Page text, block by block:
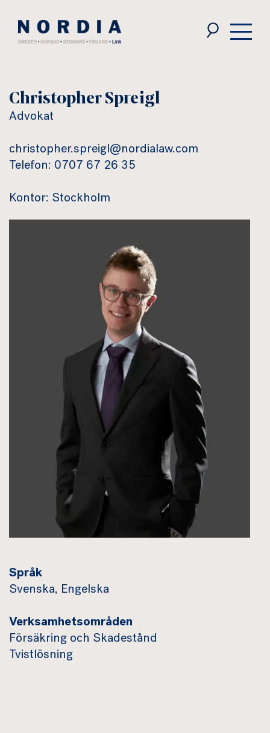
Law
Christopher Spreigl
Advokat
christopher.spreigl@nordialaw.com
Telefon: 0707 67 26 35
Kontor: Stockholm
Språk
Svenska, Engelska
Verksamhetsområden
Försäkring och Skadestånd
Tvistlösning